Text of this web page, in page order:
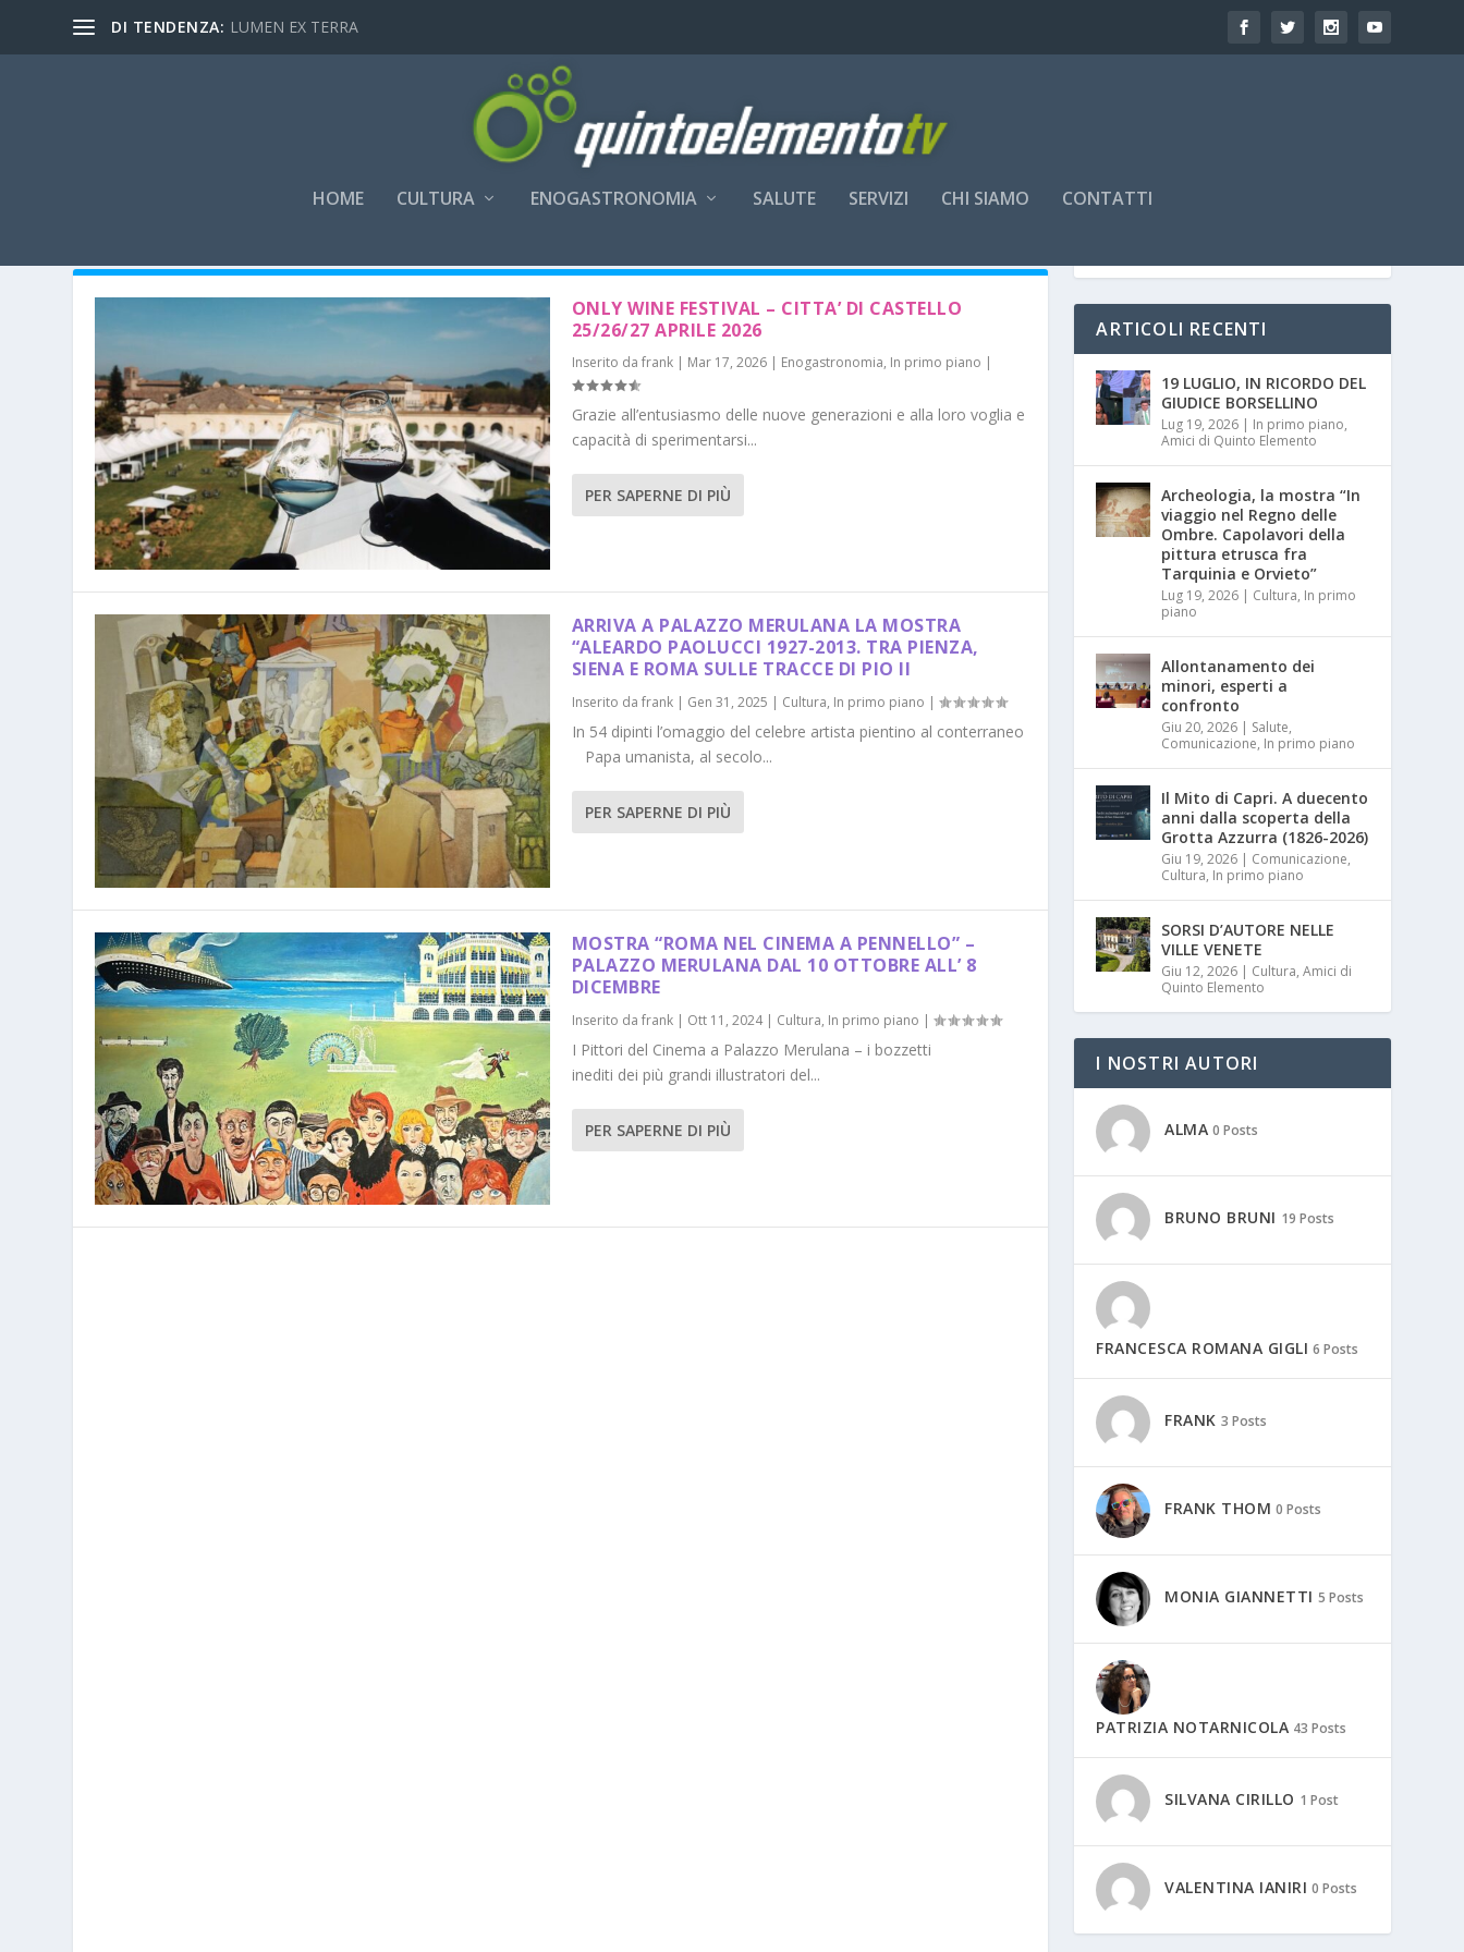
DI TENDENZA: LUMEN EX TERRA
HOME CULTURA ENOGASTRONOMIA SALUTE SERVIZI CHI SIAMO CONTATTI
ONLY WINE FESTIVAL – CITTA’ DI CASTELLO
25/26/27 APRILE 2026
Inserito da frank| Mar 17, 2026| Enogastronomia, In primo piano |
Grazie all’entusiasmo delle nuove generazioni e alla loro voglia e
capacità di sperimentarsi...
PER SAPERNE DI PIÙ
ARRIVA A PALAZZO MERULANA LA MOSTRA
“ALEARDO PAOLUCCI 1927-2013. TRA PIENZA,
SIENA E ROMA SULLE TRACCE DI PIO II
Inserito da frank| Gen 31, 2025 | Cultura, In primo piano |
In 54 dipinti l’omaggio del celebre artista pientino al conterraneo
Papa umanista, al secolo...
PER SAPERNE DI PIÙ
MOSTRA “ROMA NEL CINEMA A PENNELLO” –
PALAZZO MERULANA DAL 10 OTTOBRE ALL’ 8
DICEMBRE
Inserito da frank| Ott 11, 2024| Cultura, In primo piano |
I Pittori del Cinema a Palazzo Merulana – i bozzetti
inediti dei più grandi illustratori del...
PER SAPERNE DI PIÙ
ARTICOLI RECENTI
19 LUGLIO, IN RICORDO DEL
GIUDICE BORSELLINO
Lug 19, 2026 | In primo piano,
Amici di Quinto Elemento
Archeologia, la mostra “In
viaggio nel Regno delle
Ombre. Capolavori della
pittura etrusca fra
Tarquinia e Orvieto”
Lug 19, 2026 | Cultura, In primo
piano
Allontanamento dei
minori, esperti a
confronto
Giu 20, 2026 | Salute,
Comunicazione, In primo piano
Il Mito di Capri. A duecento
anni dalla scoperta della
Grotta Azzurra (1826-2026)
Giu 19, 2026 | Comunicazione,
Cultura, In primo piano
SORSI D’AUTORE NELLE
VILLE VENETE
Giu 12, 2026 | Cultura,Amici di
Quinto Elemento
I NOSTRI AUTORI
ALMA 0 Posts
BRUNO BRUNI 19 Posts
FRANCESCA ROMANA GIGLI 6 Posts
FRANK 3 Posts
FRANK THOM 0 Posts
MONIA GIANNETTI 5 Posts
PATRIZIA NOTARNICOLA 43 Posts
SILVANA CIRILLO 1 Post
VALENTINA IANIRI 0 Posts